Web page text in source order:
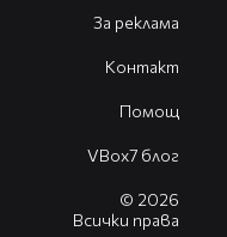
За реклама
Контакт
Помощ
VBox7 блог
© 2026
Всички права